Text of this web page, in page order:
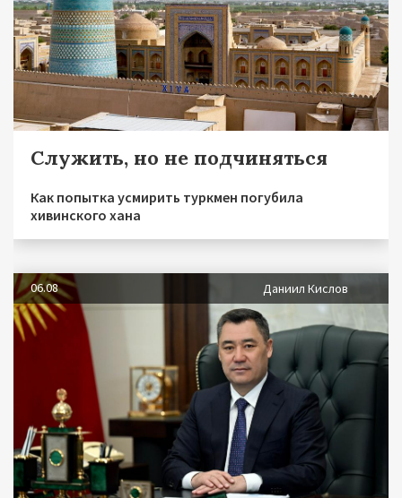
Служить, но не подчиняться
Как попытка усмирить туркмен погубила
хивинского хана
06.08 Даниил Кислов